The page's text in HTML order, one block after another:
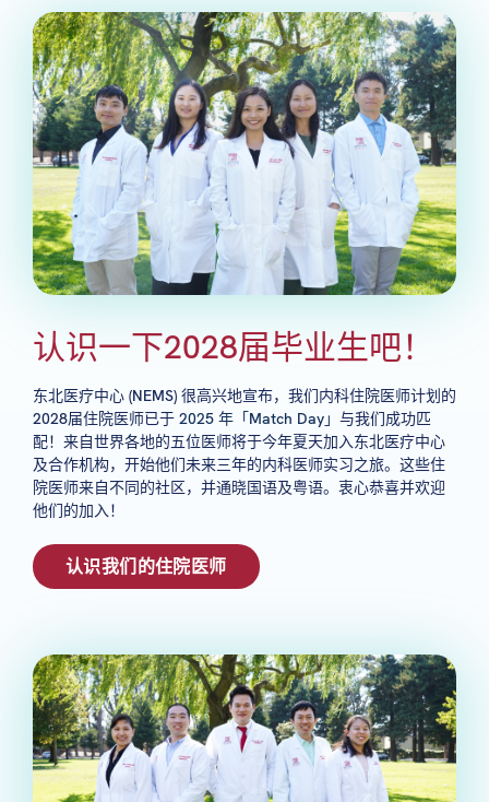
认识一下2028届毕业生吧！
东北医疗中心 (NEMS) 很高兴地宣布，我们内科住院医师计划的
2028届住院医师已于 2025 年「Match Day」 与我们成功匹
配！来自世界各地的五位医师将于今年夏天加入东北医疗中心
及合作机构，开始他们未来三年的内科医师实习之旅。这些住
院医师来自不同的社区，并通晓国语及粤语。衷心恭喜并欢迎
他们的加入！
认识我们的住院医师